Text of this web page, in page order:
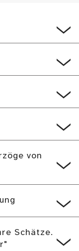
von
Schätze.